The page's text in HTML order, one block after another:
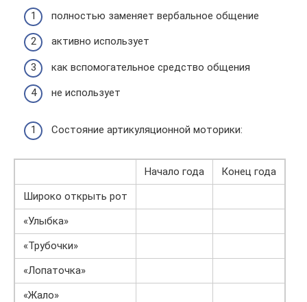
полностью заменяет вербальное общение
активно использует
как вспомогательное средство общения
не использует
Состояние артикуляционной моторики:
Начало года
Конец года
Широко открыть рот
«Улыбка»
«Трубочки»
«Лопаточка»
«Жало»